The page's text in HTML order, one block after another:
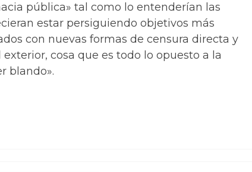
pública» tal como lo entenderían las
estar persiguiendo objetivos más
con nuevas formas de censura directa y
cosa que es todo lo opuesto a la
blando».